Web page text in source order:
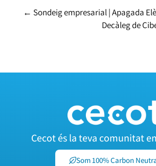
← Sondeig empresarial | Apagada
Decàleg de
Cecot és la teva comunitat
Som 100% Carbon